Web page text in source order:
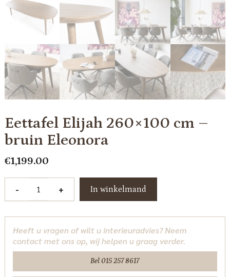
Eettafel Elijah 260×100 cm –
bruin Eleonora
€1,199.00
-
cm
bruin
aantal
+ In winkelmand
Heeft u vragen of wilt u interieuradvies? Neem
contact met ons op, wij helpen u graag verder.
Bel 015 257 8617